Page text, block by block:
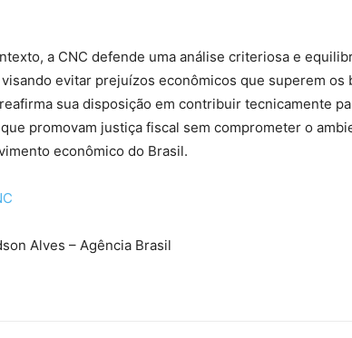
a CNC defende uma análise criteriosa e
visando evitar prejuízos econômicos que superem
sua disposição em contribuir tecnicamente
promovam justiça fiscal sem comprometer o
econômico do Brasil.
Alves – Agência Brasil